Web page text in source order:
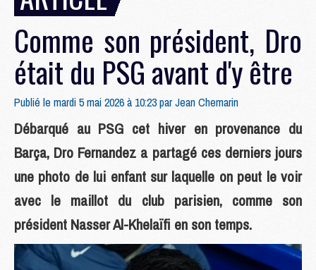
Comme son président, Dro
était du PSG avant d'y être
Publié le mardi 5 mai 2026 à 10:23 parJean Chemarin
Débarqué au PSG cet hiver en provenance du
Barça, Dro Fernandez a partagé ces derniers jours
une photo de lui enfant sur laquelle on peut le voir
avec le maillot du club parisien, comme son
président Nasser Al-Khelaïfi en son temps.